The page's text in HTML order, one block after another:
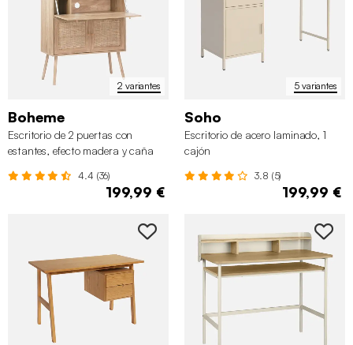
2 variantes
Boheme
Escritorio de 2 puertas con
estantes, efecto madera y caña
4.4 (36)
199,99 €
5 variantes
Soho
Escritorio de acero laminado, 1
cajón
3.8 (5)
199,99 €